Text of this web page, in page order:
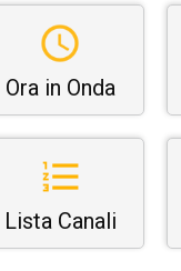
Ora in Onda
Lista Canali